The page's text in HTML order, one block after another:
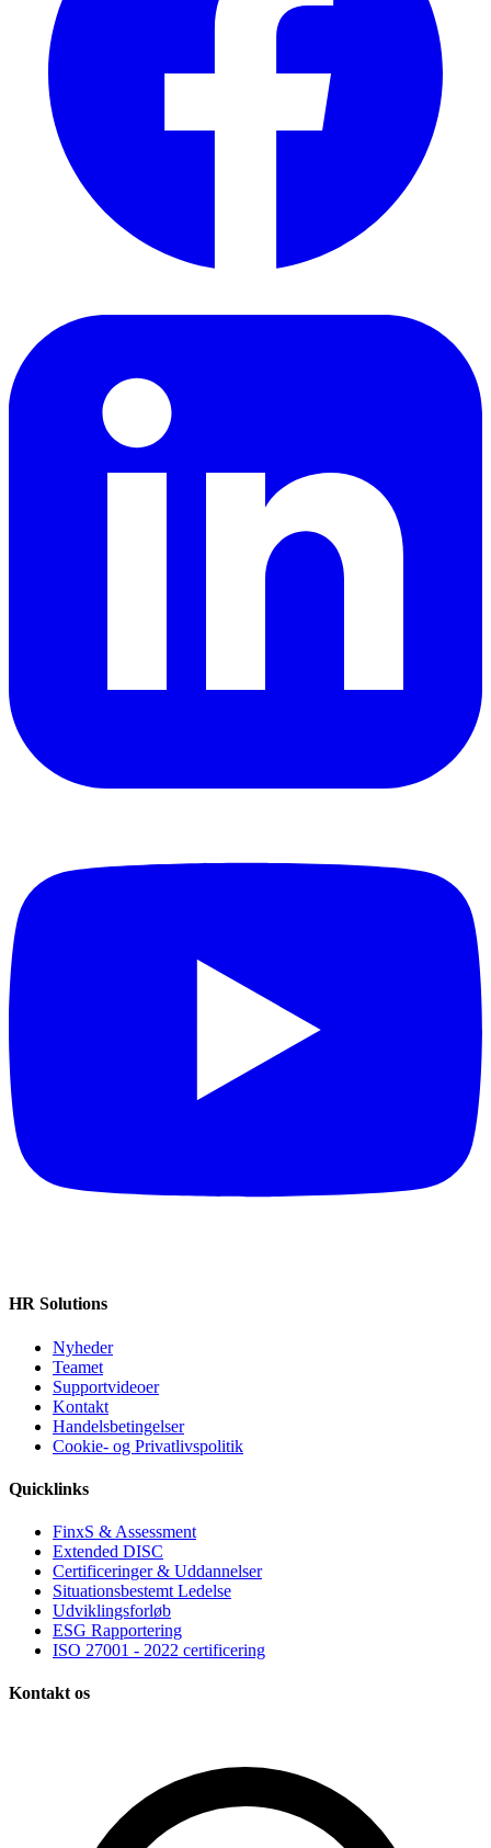
HR Solutions
Nyheder
Teamet
Supportvideoer
Kontakt
Handelsbetingelser
Cookie‑ og Privatlivspolitik
Quicklinks
FinxS & Assessment
Extended DISC
Certificeringer & Uddannelser
Situationsbestemt Ledelse
Udviklingsforløb
ESG Rapportering
ISO 27001 - 2022 certificering
Kontakt os